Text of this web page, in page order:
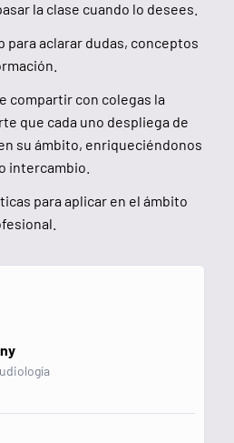
la clase cuando lo desees.
para aclarar dudas, conceptos
compartir con colegas la
que cada uno despliega de
su ámbito, enriqueciéndonos
intercambio.
para aplicar en el ámbito